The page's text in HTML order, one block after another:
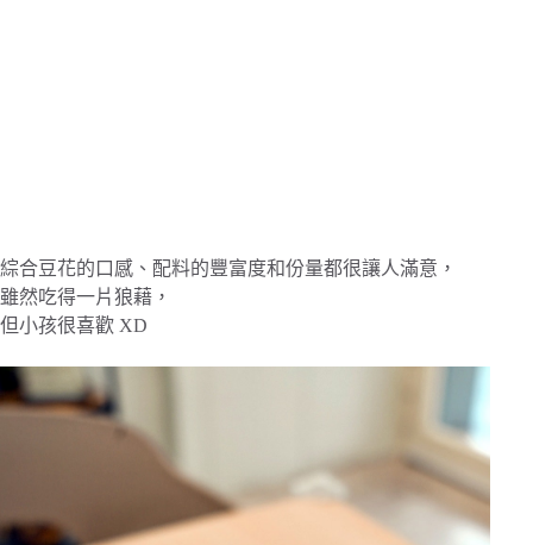
綜合豆花的口感、配料的豐富度和份量都很讓人滿意，
雖然吃得一片狼藉，
但小孩很喜歡 XD